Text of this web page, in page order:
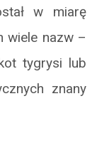
w miarę
wiele nazw –
tygrysi lub
znany